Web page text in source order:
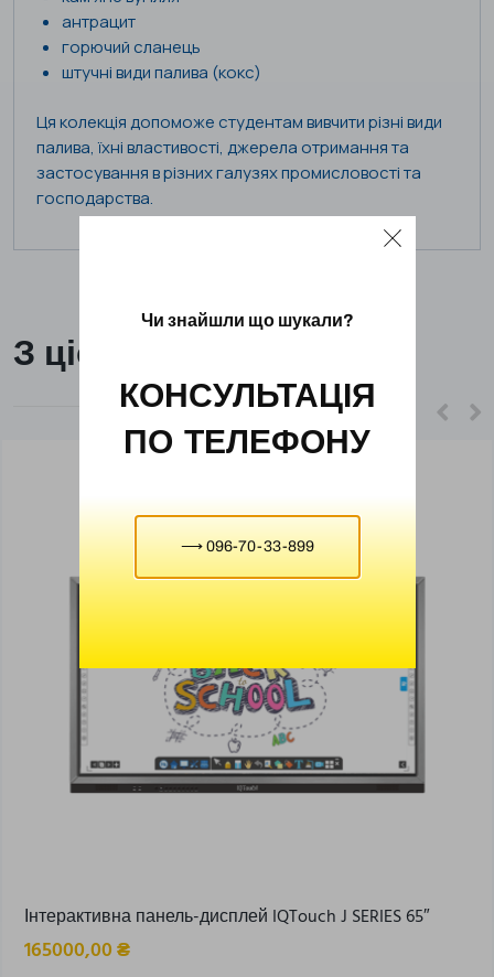
антрацит
горючий сланець
штучні види палива (кокс)
Ця колекція допоможе студентам вивчити різні види
палива, їхні властивості, джерела отримання та
застосування в різних галузях промисловості та
господарства.
З цієї ж категорії
Інтерактивна панель-дисплей IQTouch J SERIES 65″
165000,00₴
Чи знайшли що шукали?
КОНСУЛЬТАЦІЯ
ПО ТЕЛЕФОНУ
⟶ 096-70-33-899